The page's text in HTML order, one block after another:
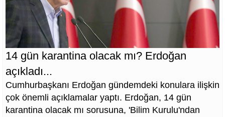
14 gün karantina olacak mı? Erdoğan
açıkladı...
Cumhurbaşkanı Erdoğan gündemdeki konulara ilişkin
çok önemli açıklamalar yaptı. Erdoğan, 14 gün
karantina olacak mı sorusuna, 'Bilim Kurulu'ndan